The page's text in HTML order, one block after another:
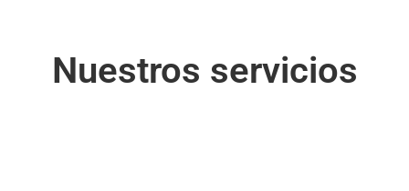
Nuestros servicios